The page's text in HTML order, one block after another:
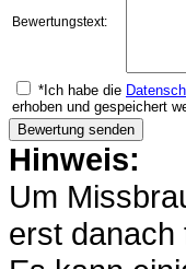
Bewertungstext:
*Ich habe die
erhoben und gespeichert
Hinweis:
Um
erst danach